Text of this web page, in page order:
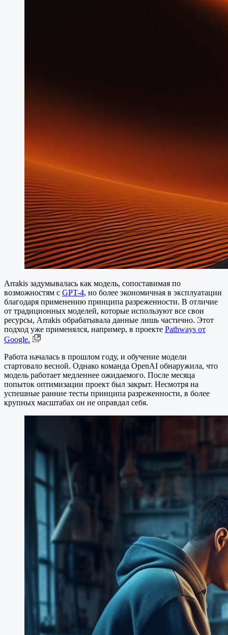
Arrakis задумывалась как модель, сопоставимая по
возможностям с GPT-4, но более экономичная в эксплуатации
благодаря применению принципа разреженности. В отличие
от традиционных моделей, которые используют все свои
ресурсы, Arrаkis обрабатывала данные лишь частично. Этот
подход уже применялся, например, в проекте Pathways от
Google.
Работа началась в прошлом году, и обучение модели
стартовало весной. Однако команда OpenAI обнаружила, что
модель работает медленнее ожидаемого. После месяца
попыток оптимизации проект был закрыт. Несмотря на
успешные ранние тесты принципа разреженности, в более
крупных масштабах он не оправдал себя.